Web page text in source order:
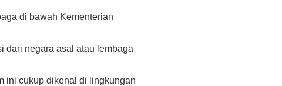
di bawah Kementerian
dari negara asal atau lembaga
ini cukup dikenal di lingkungan